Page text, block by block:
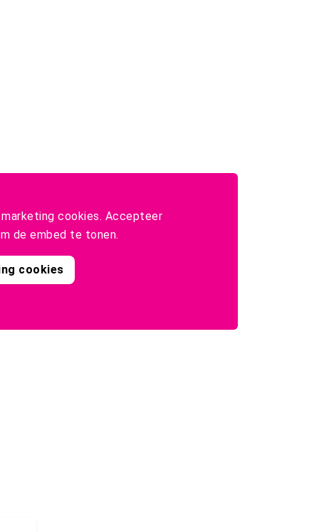
cookies. Accepteer
de embed te tonen.
cookies